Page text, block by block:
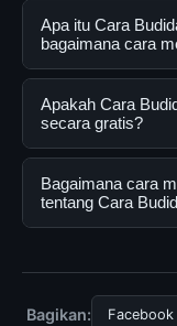
Apa itu Cara
bagaimana cara
Cara Budidaya
digital yang
mendapatkan
dapat
resmi dan
Apakah Cara
secara gratis?
Ya, Cara
secara gratis oleh
tersembunyi atau
Bagaimana cara
tentang Cara
halaman resmi
Bagikan: Facebook